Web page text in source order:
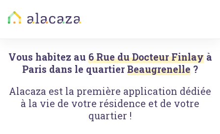
Vous habitez au 6 Rue du Docteur Finlayà
Paris dans le quartier Beaugrenelle ?
Alacaza est la première application dédiée
à la vie de votre résidence et de votre
quartier !